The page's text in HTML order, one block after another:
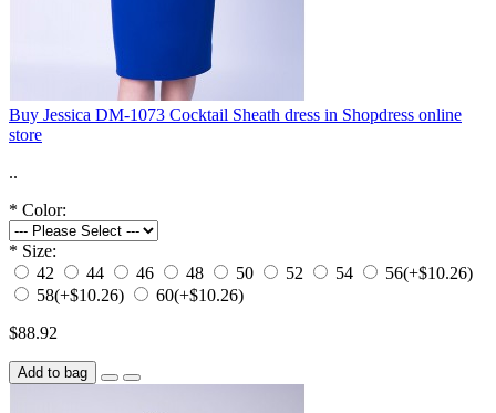
Buy Jessica DM-1073 Cocktail Sheath dress in Shopdress online
store
..
* Color:
* Size:
42
44 46 48 50 52 54 56(+$10.26)
58(+$10.26) 60(+$10.26)
$88.92
Add to bag